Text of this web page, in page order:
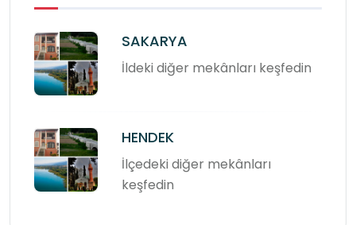
SAKARYA
İldeki diğer mekânları keşfedin
HENDEK
İlçedeki diğer mekânları
keşfedin